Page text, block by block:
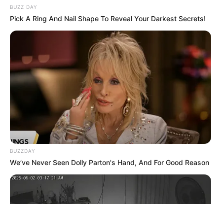
BUZZ DAY
Pick A Ring And Nail Shape To Reveal Your Darkest Secrets!
BUZZDAY
We’ve Never Seen Dolly Parton's Hand, And For Good Reason